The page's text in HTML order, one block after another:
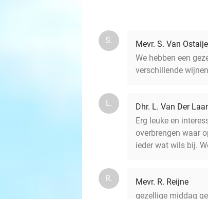
S.
Mevr. S. Van
We hebben een
verschillende
L.
Dhr. L. Van Der
Erg leuke en
overbrengen waar
ieder wat wils bij.
R.
Mevr. R. Reijne
gezellige middag